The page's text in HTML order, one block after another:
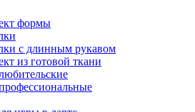
формы
с длинным рукавом
из готовой ткани